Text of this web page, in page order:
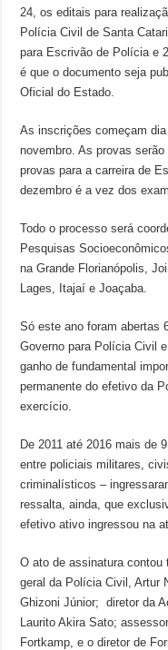
24, os editais para
Polícia Civil de Santa
para Escrivão de Polícia e
é que o documento seja
Oficial do Estado.
As inscrições começam
novembro. As provas
provas para a carreira de
dezembro é a vez dos
Todo o processo será
Pesquisas
na Grande Florianópolis,
Lages, Itajaí e Joaçaba.
Só este ano foram abertas
Governo para Polícia Civil
ganho de fundamental
permanente do efetivo da
exercício.
De 2011 até 2016 mais de
entre policiais militares,
criminalísticos –
ressalta, ainda, que
efetivo ativo ingressou na
O ato de assinatura contou
geral da Polícia Civil, Artur
Ghizoni Júnior; diretor da
Laurito Akira Sato;
Fortkamp, e o diretor de